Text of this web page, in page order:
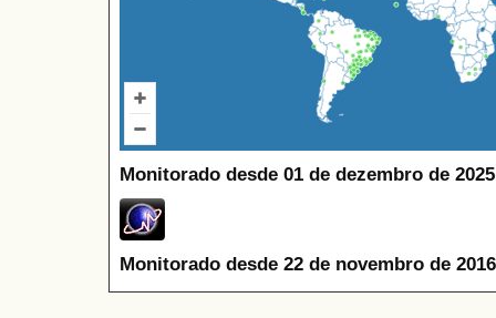
Monitorado desde 01 de dezembro de
Monitorado desde 22 de novembro de